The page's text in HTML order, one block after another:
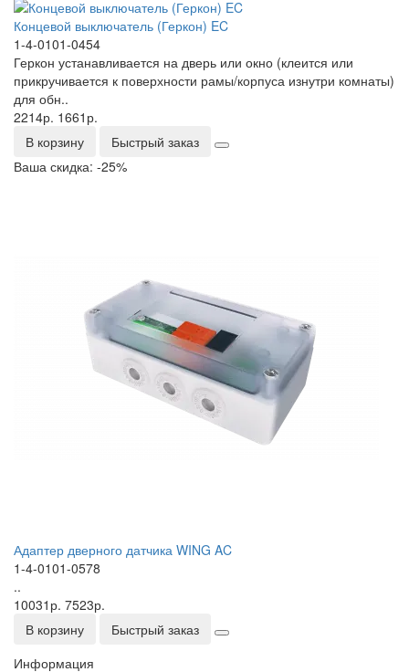
Концевой выключатель (Геркон) EC
1-4-0101-0454
Геркон устанавливается на дверь или окно (клеится или
прикручивается к поверхности рамы/корпуса изнутри комнаты)
для обн..
2214р. 1661р.
В корзину
Быстрый заказ
Ваша скидка: -25%
Адаптер дверного датчика WING AC
1-4-0101-0578
..
10031р. 7523р.
В корзину
Быстрый заказ
Информация